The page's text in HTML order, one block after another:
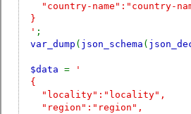
"country-name":"country-
}
' ;
var_dump ( json_schema (
$data =
'
{
"locality":"locality",
"region":"region",